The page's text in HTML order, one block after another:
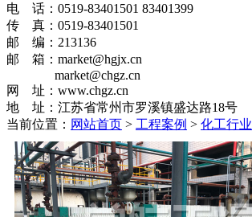
电 话：0519-83401501 83401399
传 真：0519-83401501
邮 编：213136
邮 箱：market@hgjx.cn
market@chgz.cn
网 址：www.chgz.cn
地 址：江苏省常州市罗溪镇盛达路18号
当前位置： 网站首页 > 工程案例 > 化工行业